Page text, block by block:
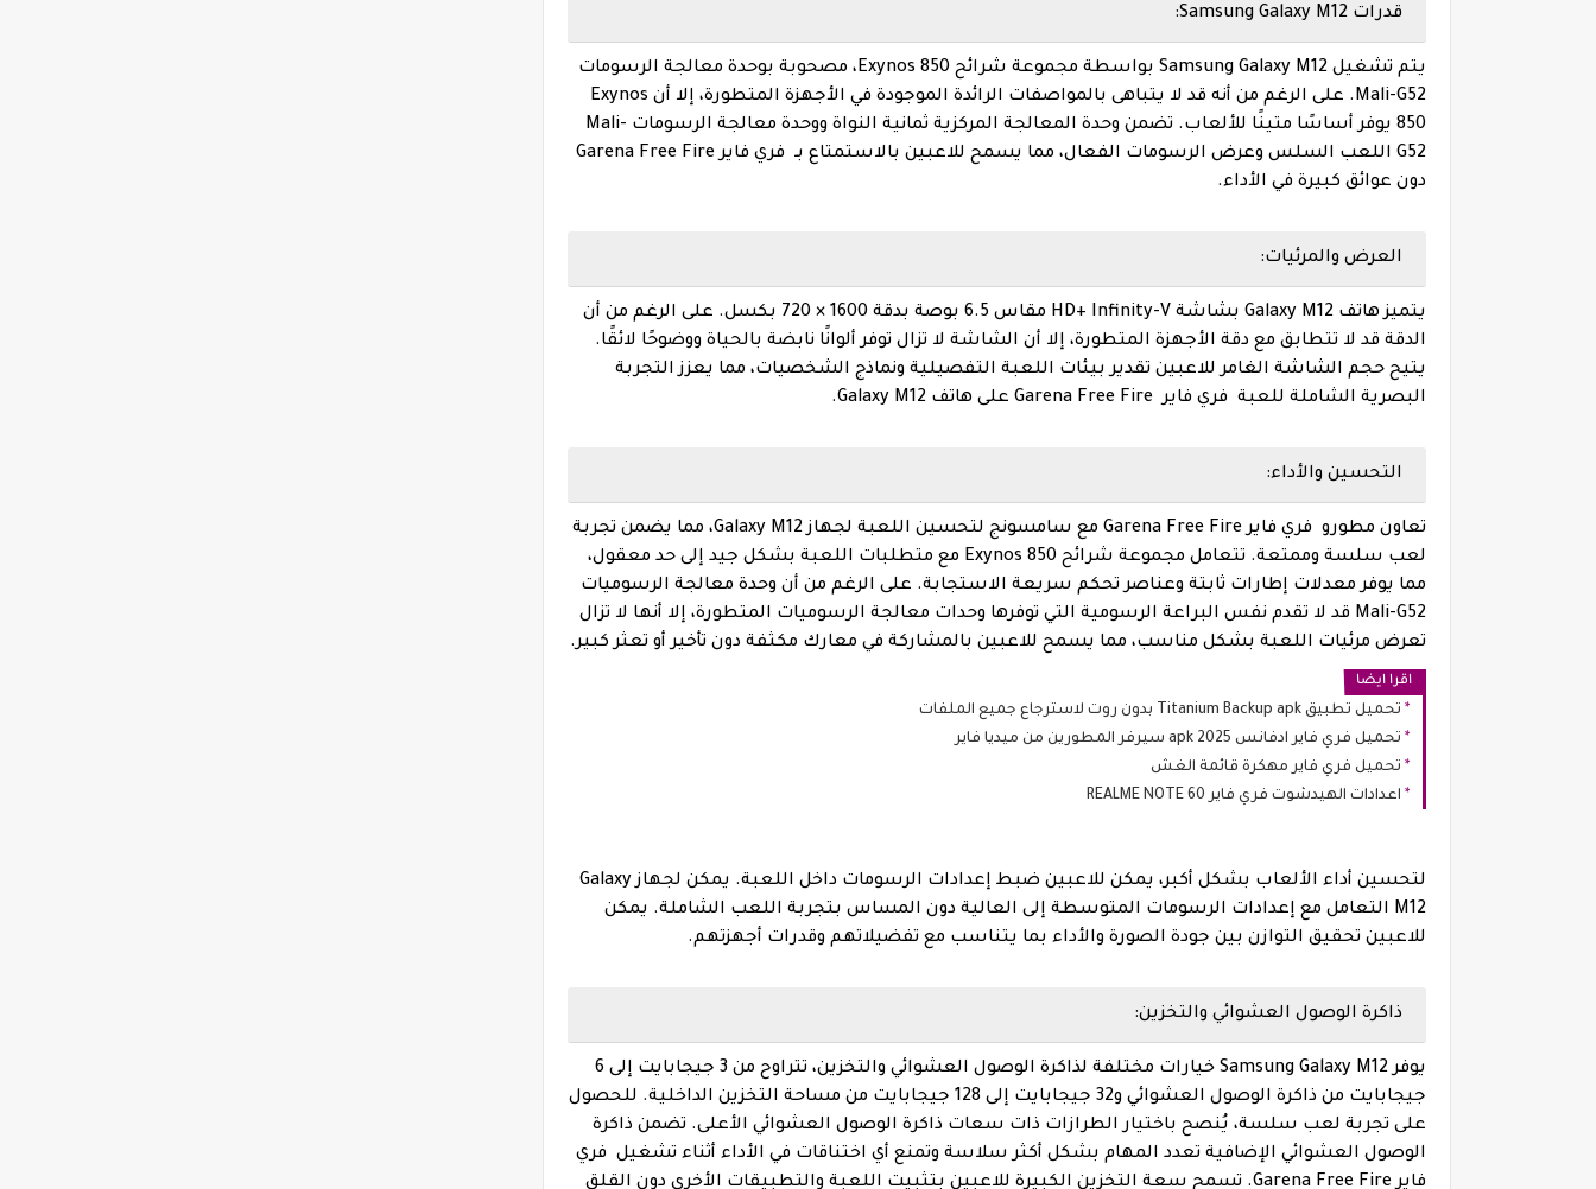
قدرات Samsung Galaxy M12:
يتم تشغيل Samsung Galaxy M12 بواسطة مجموعة شرائح Exynos 850، مصحوبة بوحدة معالجة الرسومات
Mali-G52. على الرغم من أنه قد لا يتباهى بالمواصفات الرائدة الموجودة في الأجهزة المتطورة، إلا أن Exynos
850 يوفر أساسًا متينًا للألعاب. تضمن وحدة المعالجة المركزية ثمانية النواة ووحدة معالجة الرسومات Mali-
G52 اللعب السلس وعرض الرسومات الفعال، مما يسمح للاعبين بالاستمتاع بـ فري فاير Garena Free Fire
دون عوائق كبيرة في الأداء.
العرض والمرئيات:
يتميز هاتف Galaxy M12 بشاشة HD+ Infinity-V مقاس 6.5 بوصة بدقة 1600 × 720 بكسل. على الرغم من أن
الدقة قد لا تتطابق مع دقة الأجهزة المتطورة، إلا أن الشاشة لا تزال توفر ألوانًا نابضة بالحياة ووضوحًا لائقًا.
يتيح حجم الشاشة الغامر للاعبين تقدير بيئات اللعبة التفصيلية ونماذج الشخصيات، مما يعزز التجربة
البصرية الشاملة للعبة فري فاير Garena Free Fire على هاتف Galaxy M12.
التحسين والأداء:
تعاون مطورو فري فاير Garena Free Fire مع سامسونج لتحسين اللعبة لجهاز Galaxy M12، مما يضمن تجربة
لعب سلسة وممتعة. تتعامل مجموعة شرائح Exynos 850 مع متطلبات اللعبة بشكل جيد إلى حد معقول،
مما يوفر معدلات إطارات ثابتة وعناصر تحكم سريعة الاستجابة. على الرغم من أن وحدة معالجة الرسوميات
Mali-G52 قد لا تقدم نفس البراعة الرسومية التي توفرها وحدات معالجة الرسوميات المتطورة، إلا أنها لا تزال
تعرض مرئيات اللعبة بشكل مناسب، مما يسمح للاعبين بالمشاركة في معارك مكثفة دون تأخير أو تعثر كبير.
اقرا ايضا
تحميل تطبيق Titanium Backup apk بدون روت لاسترجاع جميع الملفات
تحميل فري فاير ادفانس 2025 apk سيرفر المطورين من ميديا فاير
تحميل فري فاير مهكرة قائمة الغش
اعدادات الهيدشوت فري فاير REALME NOTE 60
لتحسين أداء الألعاب بشكل أكبر، يمكن للاعبين ضبط إعدادات الرسومات داخل اللعبة. يمكن لجهاز Galaxy
M12 التعامل مع إعدادات الرسومات المتوسطة إلى العالية دون المساس بتجربة اللعب الشاملة. يمكن
للاعبين تحقيق التوازن بين جودة الصورة والأداء بما يتناسب مع تفضيلاتهم وقدرات أجهزتهم.
ذاكرة الوصول العشوائي والتخزين:
يوفر Samsung Galaxy M12 خيارات مختلفة لذاكرة الوصول العشوائي والتخزين، تتراوح من 3 جيجابايت إلى 6
جيجابايت من ذاكرة الوصول العشوائي و32 جيجابايت إلى 128 جيجابايت من مساحة التخزين الداخلية. للحصول
على تجربة لعب سلسة، يُنصح باختيار الطرازات ذات سعات ذاكرة الوصول العشوائي الأعلى. تضمن ذاكرة
الوصول العشوائي الإضافية تعدد المهام بشكل أكثر سلاسة وتمنع أي اختناقات في الأداء أثناء تشغيل فري
فاير Garena Free Fire. تسمح سعة التخزين الكبيرة للاعبين بتثبيت اللعبة والتطبيقات الأخرى دون القلق